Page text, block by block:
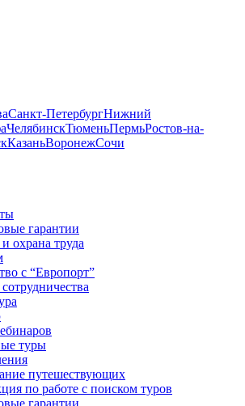
Санкт-ПетербургНижний
ЧелябинскТюменьПермьРостов-на-
КазаньВоронежСочи
гарантии
охрана труда
с “Европорт”
туры
путешествующих
по работе с поиском туров
гарантии